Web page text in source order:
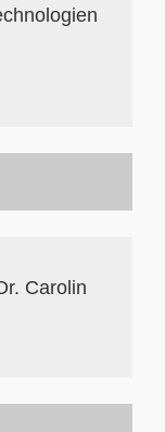
Carolin